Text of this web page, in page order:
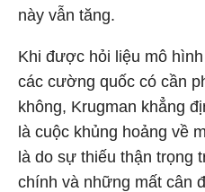
này vẫn tăng.
Khi được hỏi liệu mô
các cường quốc có cần
không, Krugman khẳng
là cuộc khủng hoảng về
là do sự thiếu thận trọng
chính và những mất cân